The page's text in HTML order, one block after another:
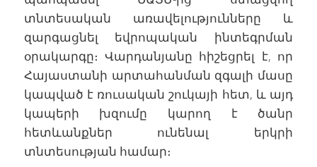
տնտեսական առավելությունները և
զարգացնել եվրոպական ինտեգրման
օրակարգը։ Վարդանյանը հիշեցրել է, որ
Հայաստանի արտահանման զգալի մասը
կապված է ռուսական շուկայի հետ, և այդ
կապերի խզումը կարող է ծանր
հետևանքներ ունենալ երկրի
տնտեսության համար։